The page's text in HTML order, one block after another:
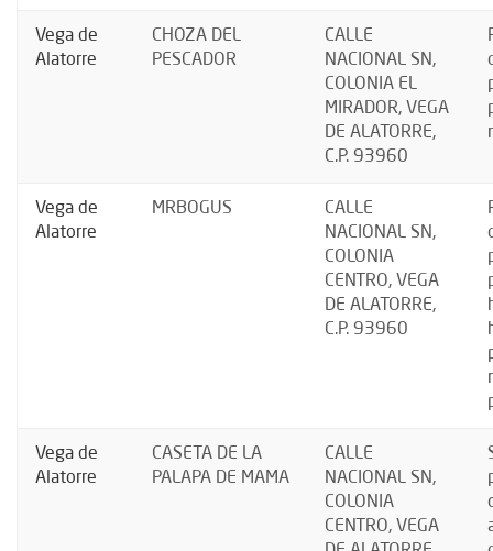
Vega de
Alatorre
CHOZA DEL
PESCADOR
CALLE
NACIONAL SN,
COLONIA EL
MIRADOR, VEGA
DE ALATORRE,
C.P. 93960
Vega de
Alatorre
MRBOGUS
CALLE
NACIONAL SN,
COLONIA
CENTRO, VEGA
DE ALATORRE,
C.P. 93960
Vega de
Alatorre
CASETA DE LA
PALAPA DE MAMA
CALLE
NACIONAL SN,
COLONIA
CENTRO, VEGA